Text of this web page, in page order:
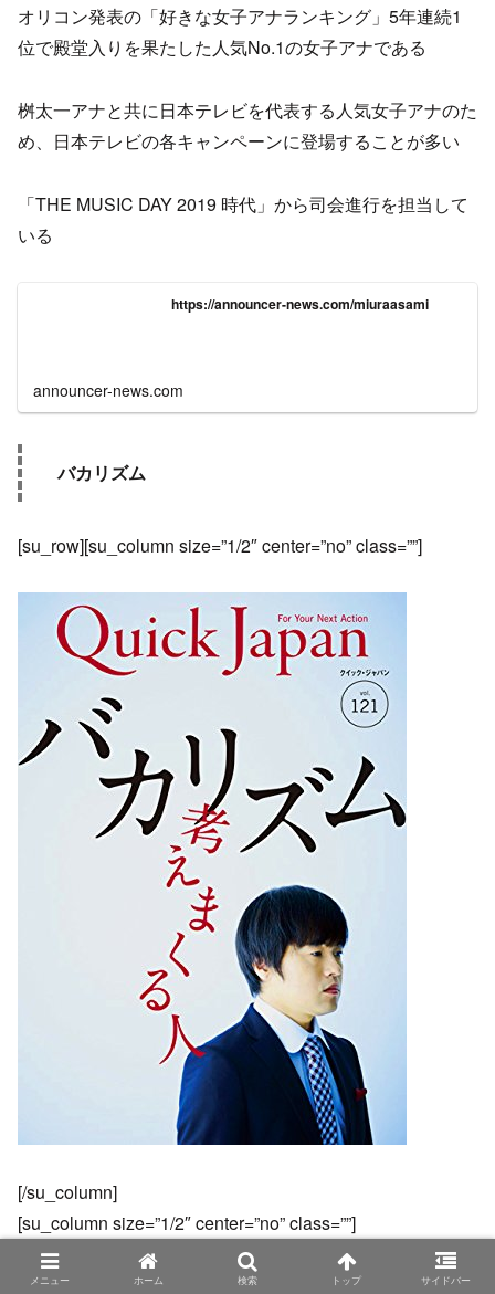
オリコン発表の「好きな女子アナランキング」5年連続1
位で殿堂入りを果たした人気No.1の女子アナである
桝太一アナと共に日本テレビを代表する人気女子アナのた
め、日本テレビの各キャンペーンに登場することが多い
「THE MUSIC DAY 2019 時代」から司会進行を担当して
いる
https://announcer-news.com/miuraasami
announcer-news.com
バカリズム
[su_row][su_column size=”1/2″ center=”no” class=””]
[/su_column]
[su_column size=”1/2″ center=”no” class=””]
マセキ芸能社に所属するお笑い芸人
メニュー ホーム 検索 トップ サイドバー